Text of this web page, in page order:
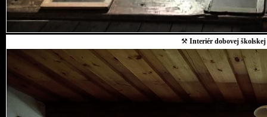
⚒ Interiér dobovej